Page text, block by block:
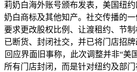
莉奶白海外账号颁布发表，美国纽
奶白商标及其他知产。社交传播的
要求更改股权比例、让渡租约、节
已断货、封闭社交，并已将门店招
回应界面旧事称，此次调整并非“美
所有门店封闭，而是针对纽约及部